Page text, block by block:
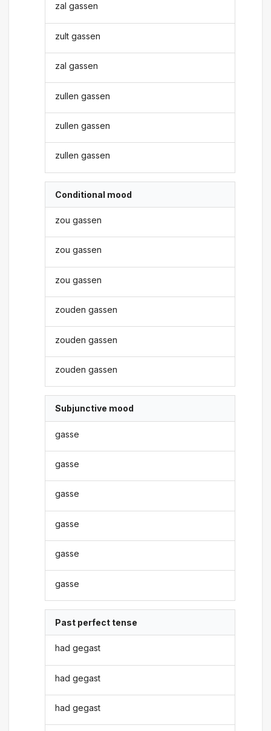
zal gassen
zult gassen
zal gassen
zullen gassen
zullen gassen
zullen gassen
Conditional mood
zou gassen
zou gassen
zou gassen
zouden gassen
zouden gassen
zouden gassen
Subjunctive mood
gasse
gasse
gasse
gasse
gasse
gasse
Past perfect tense
had gegast
had gegast
had gegast